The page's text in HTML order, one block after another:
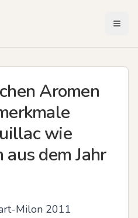
Aromen
wie
dem Jahr
Milon 2011